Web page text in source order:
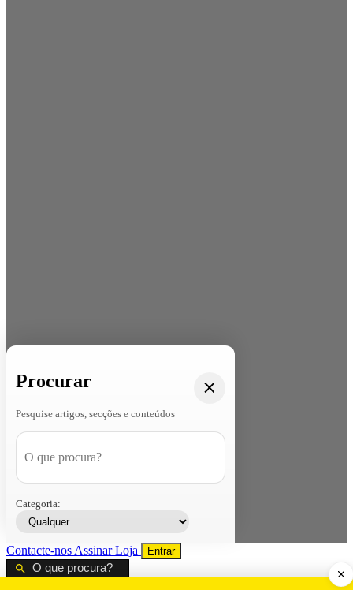
Procurar
Pesquise artigos, secções e conteúdos
Categoria:
Contacte-nos AssinarLoja Entrar